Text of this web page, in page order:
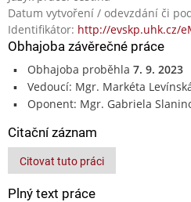
Datum vytvoření / odevzdání či
Identifikátor: http://evskp.uhk.cz/
Obhajoba závěrečné práce
Obhajoba proběhla 7. 9. 2023
Vedoucí: Mgr. Markéta
Oponent: Mgr. Gabriela
Citační záznam
Citovat tuto práci
Plný text práce